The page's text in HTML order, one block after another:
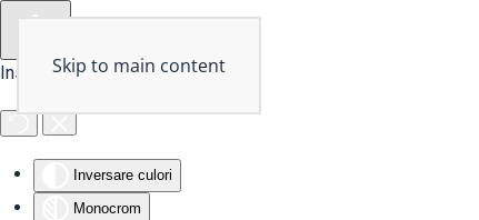
Instrumente de accesibilitate
Inversare culori
Monocrom
Skip to main content